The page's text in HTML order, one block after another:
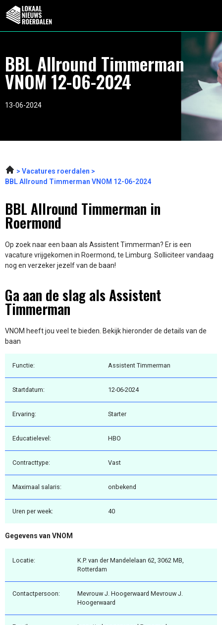
BBL Allround Timmerman
VNOM 12-06-2024
13-06-2024
Vacatures roerdalen
BBL Allround Timmerman VNOM 12-06-2024
BBL Allround Timmerman in
Roermond
Op zoek naar een baan als Assistent Timmerman? Er is een
vacature vrijgekomen in Roermond, te Limburg. Solliciteer vandaag
nog en verzeker jezelf van de baan!
Ga aan de slag als Assistent
Timmerman
VNOM heeft jou veel te bieden. Bekijk hieronder de details van de
baan
Functie: Assistent Timmerman
Startdatum: 12-06-2024
Ervaring: Starter
Educatielevel: HBO
Contracttype: Vast
Maximaal salaris: onbekend
Uren per week: 40
Gegevens van VNOM
Locatie:
K.P. van der Mandelelaan 62, 3062 MB,
Rotterdam
Contactpersoon:
Mevrouw J. Hoogerwaard Mevrouw J.
Hoogerwaard